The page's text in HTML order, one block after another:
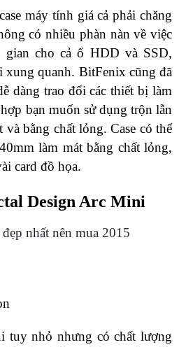
máy tính giá cả phải chăng
có nhiều phàn nàn về việc
cho cả ổ HDD và SSD,
xung quanh. BitFenix ​​cũng đã
dàng trao đổi các thiết bị làm
bạn muốn sử dụng trộn lẫn
và bằng chất lỏng. Case có thể
làm mát bằng chất lỏng,
card đồ họa.
Design Arc Mini
tuy nhỏ nhưng có chất lượng